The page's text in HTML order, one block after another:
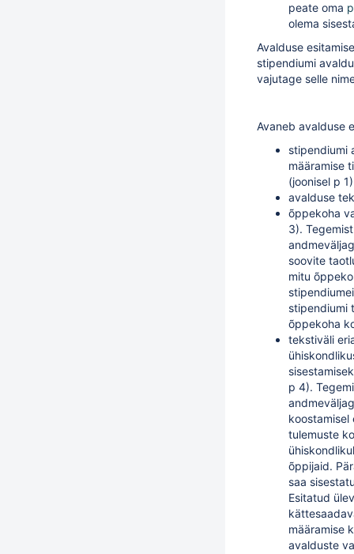
peate oma
olema
Avalduse
stipendiumi
vajutage selle
Avaneb avalduse
stipendiumi
määramise
(joonisel p
avalduse
õppekoha
3).
soovite
mitu
stipendiumi
õppekoha
tekstiväli
p 4).
tulemuste
õppijaid.
saa
Esitatud
määramise
avalduste